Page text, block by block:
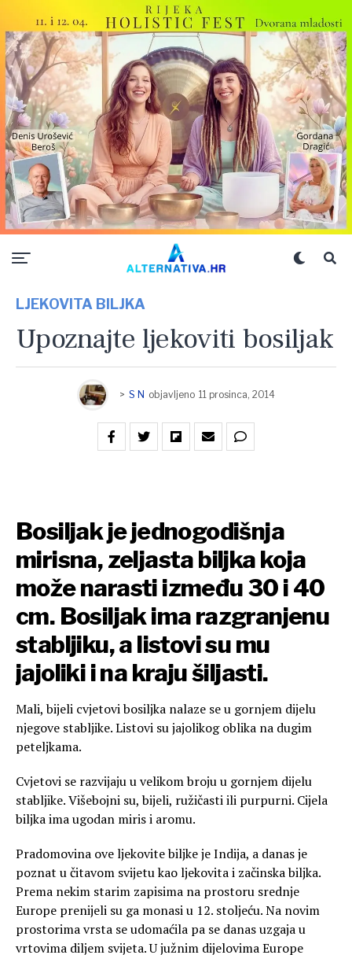
LJEKOVITA BILJKA
Upoznajte ljekoviti bosiljak
> S N objavljeno 11 prosinca, 2014
Bosiljak je jednogodišnja
mirisna, zeljasta biljka koja
može narasti između 30 i 40
cm. Bosiljak ima razgranjenu
stabljiku, a listovi su mu
jajoliki i na kraju šiljasti.
Mali, bijeli cvjetovi bosiljka nalaze se u gornjem dijelu
njegove stabljike. Listovi su jajolikog oblika na dugim
peteljkama.
Cvjetovi se razvijaju u velikom broju u gornjem dijelu
stabljike. Višebojni su, bijeli, ružičasti ili purpurni. Cijela
biljka ima ugodan miris i aromu.
Pradomovina ove ljekovite biljke je Indija, a danas je
poznat u čitavom svijetu kao ljekovita i začinska biljka.
Prema nekim starim zapisima na prostoru srednje
Europe prenijeli su ga monasi u 12. stoljeću. Na novim
prostorima vrsta se udomaćila pa se danas uzgaja u
vrtovima diljem svijeta. U južnim dijelovima Europe